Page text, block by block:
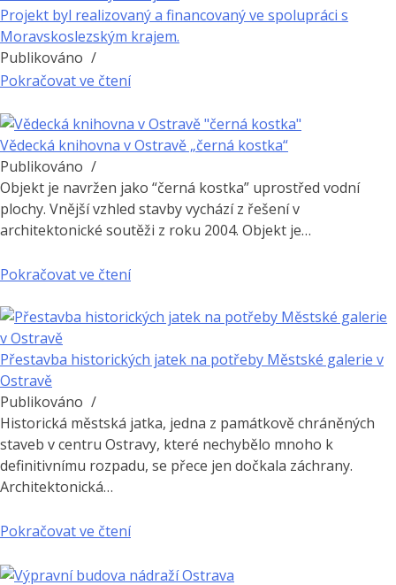
Projekt byl realizovaný a financovaný ve spolupráci s
Moravskoslezským krajem.
Publikováno /
Pokračovat ve čtení
Vědecká knihovna v Ostravě „černá kostka“
Publikováno /
Objekt je navržen jako “černá kostka” uprostřed vodní
plochy. Vnější vzhled stavby vychází z řešení v
architektonické soutěži z roku 2004. Objekt je…
Pokračovat ve čtení
Přestavba historických jatek na potřeby Městské galerie v
Ostravě
Publikováno /
Historická městská jatka, jedna z památkově chráněných
staveb v centru Ostravy, které nechybělo mnoho k
definitivnímu rozpadu, se přece jen dočkala záchrany.
Architektonická…
Pokračovat ve čtení